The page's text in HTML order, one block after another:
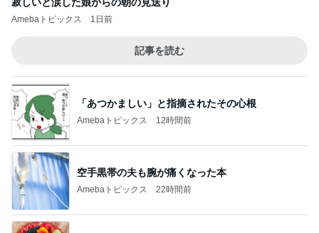
Amebaトピックス 1日前
記事を読む
「あつかましい」と指摘されたその心根
Amebaトピックス 12時間前
空手黒帯の夫も腕が痛くなった本
Amebaトピックス 22時間前